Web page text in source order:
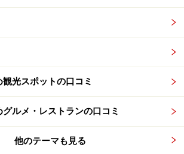
」には日の出鑑賞を目的に、夜明け前
ーリストが車をチャーターして訪れま
視界を遮るものが一切無く、ヒマラヤ
が目前に広がっていますので絶好の写
マチャプチャレ（魚の尾）
峰でその神々しさに強く魅了される山
い。
光スポットの口コミ
ルメ・レストランの口コミ
他のテーマも見る